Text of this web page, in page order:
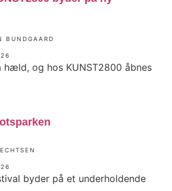
BUNDGAARD
hæld, og hos KUNST2800 åbnes
byder på et underholdende